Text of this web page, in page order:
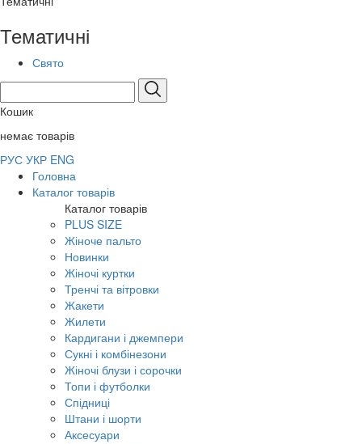
Тематичні
Свято
Кошик
немає товарів
РУС УКР ENG
Головна
Каталог товарів
Каталог товарів
PLUS SIZE
Жіноче пальто
Новинки
Жіночі куртки
Тренчі та вітровки
Жакети
Жилети
Кардигани і джемпери
Сукні і комбінезони
Жіночі блузи і сорочки
Топи і футболки
Спідниці
Штани і шорти
Аксесуари